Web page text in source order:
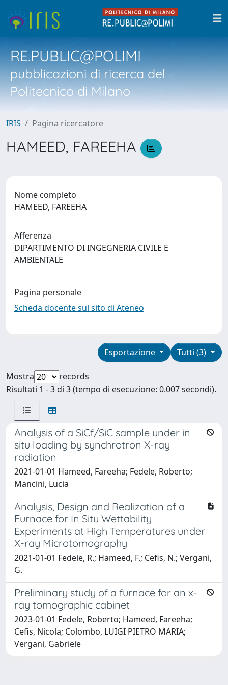
RE.PUBLIC@POLIMI
pubblicazioni di ricerca del
Politecnico di Milano
IRIS Pagina ricercatore
HAMEED, FAREEHA
Nome completo
HAMEED, FAREEHA
Afferenza
DIPARTIMENTO DI INGEGNERIA CIVILE E
AMBIENTALE
Pagina personale
Scheda docente sul sito di Ateneo
Tutti (3)
Esportazione
Mostra
records
Risultati 1 - 3 di 3 (tempo di esecuzione: 0.007 secondi).
Analysis of a SiCf/SiC sample under in
situ loading by synchrotron X-ray
radiation
2021-01-01 Hameed, Fareeha; Fedele, Roberto;
Mancini, Lucia
Analysis, Design and Realization of a
Furnace for In Situ Wettability
Experiments at High Temperatures under
X-ray Microtomography
2021-01-01 Fedele, R.; Hameed, F.; Cefis, N.; Vergani,
G.
Preliminary study of a furnace for an x-
ray tomographic cabinet
2023-01-01 Fedele, Roberto; Hameed, Fareeha;
Cefis, Nicola; Colombo, LUIGI PIETRO MARIA;
Vergani, Gabriele